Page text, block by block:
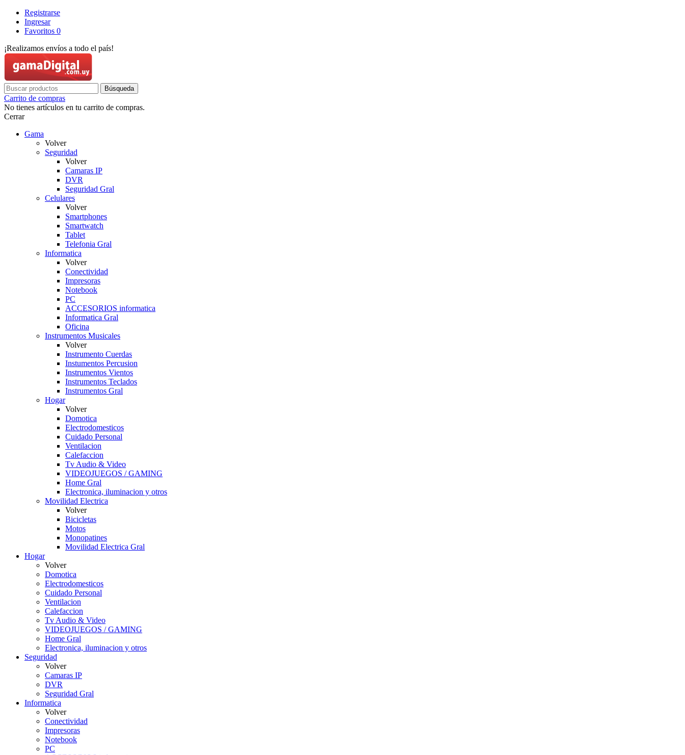
Registrarse
Ingresar
Favoritos 0
¡Realizamos envíos a todo el país!
Carrito de compras
No tienes artículos en tu carrito de compras.
Cerrar
Gama
Volver
Seguridad
Volver
Camaras IP
DVR
Seguridad Gral
Celulares
Volver
Smartphones
Smartwatch
Tablet
Telefonia Gral
Informatica
Volver
Conectividad
Impresoras
Notebook
PC
ACCESORIOS informatica
Informatica Gral
Oficina
Instrumentos Musicales
Volver
Instrumento Cuerdas
Instumentos Percusion
Instrumentos Vientos
Instrumentos Teclados
Instrumentos Gral
Hogar
Volver
Domotica
Electrodomesticos
Cuidado Personal
Ventilacion
Calefaccion
Tv Audio & Video
VIDEOJUEGOS / GAMING
Home Gral
Electronica, iluminacion y otros
Movilidad Electrica
Volver
Bicicletas
Motos
Monopatines
Movilidad Electrica Gral
Hogar
Volver
Domotica
Electrodomesticos
Cuidado Personal
Ventilacion
Calefaccion
Tv Audio & Video
VIDEOJUEGOS / GAMING
Home Gral
Electronica, iluminacion y otros
Seguridad
Volver
Camaras IP
DVR
Seguridad Gral
Informatica
Volver
Conectividad
Impresoras
Notebook
PC